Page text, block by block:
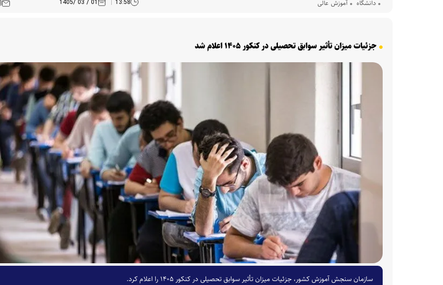
دانشگاه آموزش عالی 13:58
01 / 03 /1405
جزئیات میزان تأثیر سوابق تحصیلی در کنکور ۱۴۰۵ اعلام شد
سازمان سنجش آموزش کشور، جزئیات میزان تأثیر سوابق تحصیلی در کنکور ۱۴۰۵ را اعلام کرد.